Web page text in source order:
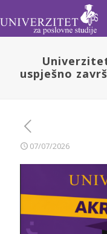
uspješno
07/07/2026